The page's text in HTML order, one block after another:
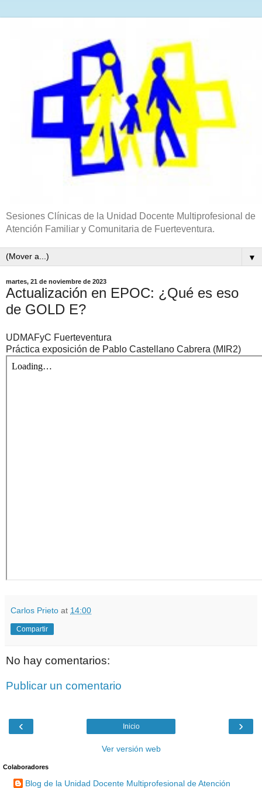
Sesiones Clínicas de la Unidad Docente Multiprofesional de
Atención Familiar y Comunitaria de Fuerteventura.
▼
martes, 21 de noviembre de 2023
Actualización en EPOC: ¿Qué es eso
de GOLD E?
UDMAFyC Fuerteventura
Práctica exposición de Pablo Castellano Cabrera (MIR2)
Carlos Prieto at 14:00
Compartir
No hay comentarios:
Publicar un comentario
‹ ›
Inicio
Ver versión web
Colaboradores
Blog de la Unidad Docente Multiprofesional de Atención